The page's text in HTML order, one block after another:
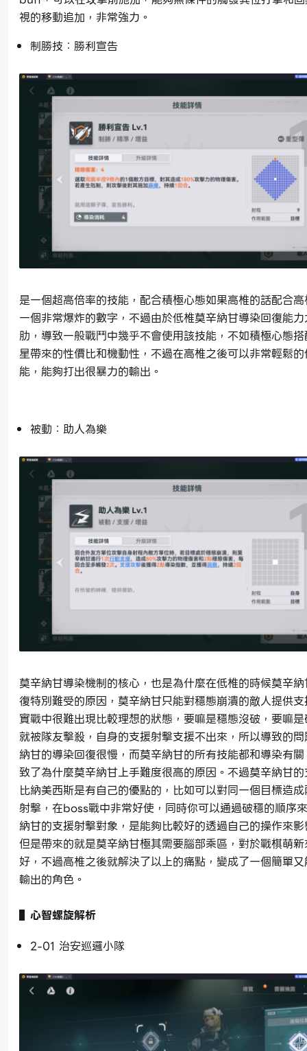
視的移動追加，非常強力。
制勝技：勝利宣告
是一個超高倍率的技能，配合積極心態如果高椎的話配合
一個非常爆炸的數字，不過由於低椎莫辛納甘導染回復能
肋，導致一般戰鬥中幾乎不會使用該技能，不如積極心態
星帶來的性價比和機動性，不過在高椎之後可以非常輕鬆
能，能夠打出很暴力的輸出。
被動：助人為樂
莫辛納甘導染機制的核心，也是為什麼在低椎的時候莫辛
復特別難受的原因，莫辛納甘只能對穩態崩潰的敵人提供
實戰中很難出現比較理想的狀態，要嘛是穩態沒破，要嘛
就被隊友擊殺，自身的支援射擊支援不出來，所以導致的
納甘的導染回復很慢，而莫辛納甘的所有技能都和導染有
致了為什麼莫辛納甘上手難度很高的原因。不過莫辛納甘
比納美西斯是有自己的優點的，比如可以對同一個目標造
射擊，在boss戰中非常好使，同時你可以通過破穩的順序
納甘的支援射擊對象，是能夠比較好的透過自己的操作來
但是帶來的就是莫辛納甘極其需要腦部乘區，對於戰棋萌
好，不過高椎之後就解決了以上的痛點，變成了一個簡單
輸出的角色。
▌心智螺旋解析
2-01 治安巡邏小隊